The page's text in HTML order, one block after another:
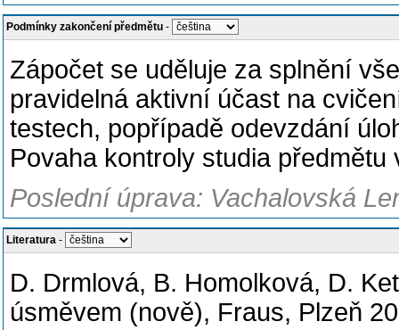
Podmínky zakončení předmětu -
Zápočet se uděluje za splnění
pravidelná aktivní účast na
testech, popřípadě odevzdání
Povaha kontroly studia
Poslední úprava: Vachalovská
Literatura -
D. Drmlová, B. Homolková, D.
úsměvem (nově), Fraus, Plzeň